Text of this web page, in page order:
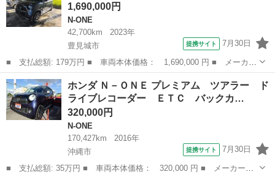
ッグカメラ ＥＴ...1,690,000円
N-ONE
42,700km
2023年
豊見城市
提携サイト 7月30日
■ 支払総額: 179万円 ■ 車両本体価格： 1,690,000 円 ■ メーカー
名： ホンダ ■ 車種名： Ｎ－ＯＮＥ ■ グレード名： ＲＳ ■
排気量： 660cc ■ ドア枚数： 5D ■ ミッション： MT6速...
沖縄 豊見城市 N-ONE
ホンダ Ｎ－ＯＮＥ プレミアム ツアラー ド
ライブレコーダー ＥＴＣ バックカ…
320,000円
N-ONE
170,427km
2016年
沖縄市
提携サイト 7月30日
■ 支払総額: 35万円 ■ 車両本体価格： 320,000 円 ■ メーカー